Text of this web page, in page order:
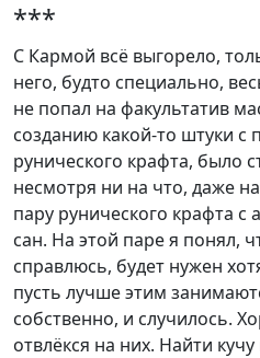
***
С Кармой всё выгорело,
него, будто специально,
не попал на факультатив
созданию какой-то штуки с
рунического крафта, было
несмотря ни на что, даже
пару рунического крафта с
сан. На этой паре я понял,
справлюсь, будет нужен
пусть лучше этим
собственно, и случилось.
отвлёкся на них. Найти